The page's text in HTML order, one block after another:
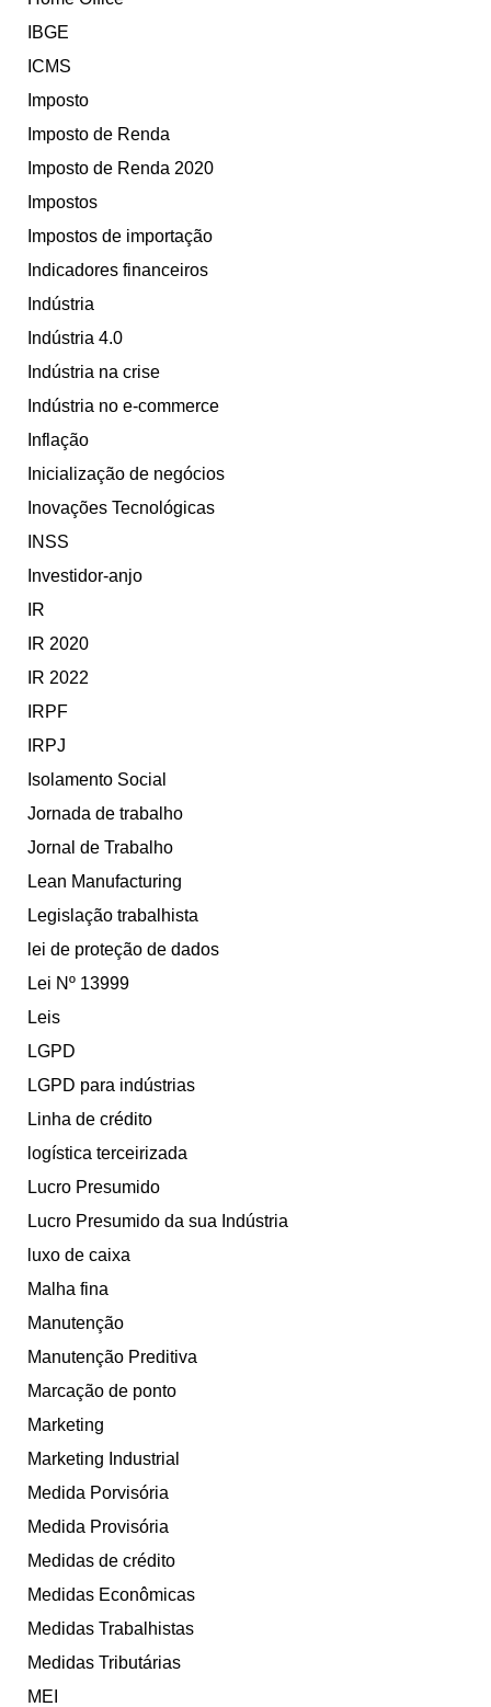
IBGE
ICMS
Imposto
Imposto de Renda
Imposto de Renda 2020
Impostos
Impostos de importação
Indicadores financeiros
Indústria
Indústria 4.0
Indústria na crise
Indústria no e-commerce
Inflação
Inicialização de negócios
Inovações Tecnológicas
INSS
Investidor-anjo
IR
IR 2020
IR 2022
IRPF
IRPJ
Isolamento Social
Jornada de trabalho
Jornal de Trabalho
Lean Manufacturing
Legislação trabalhista
lei de proteção de dados
Lei Nº 13999
Leis
LGPD
LGPD para indústrias
Linha de crédito
logística terceirizada
Lucro Presumido
Lucro Presumido da sua Indústria
luxo de caixa
Malha fina
Manutenção
Manutenção Preditiva
Marcação de ponto
Marketing
Marketing Industrial
Medida Porvisória
Medida Provisória
Medidas de crédito
Medidas Econômicas
Medidas Trabalhistas
Medidas Tributárias
MEI